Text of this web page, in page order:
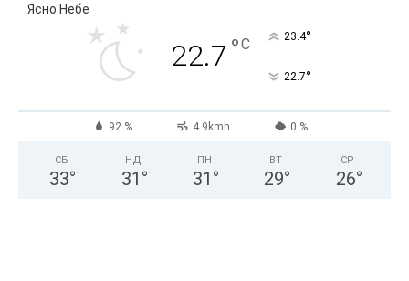
Ясно Небе
22.7 °C 23.4°
22.7°
92 % 4.9kmh 0 %
СБ
33°
НД
31 °
ПН
31 °
ВТ
29°
СР
26°